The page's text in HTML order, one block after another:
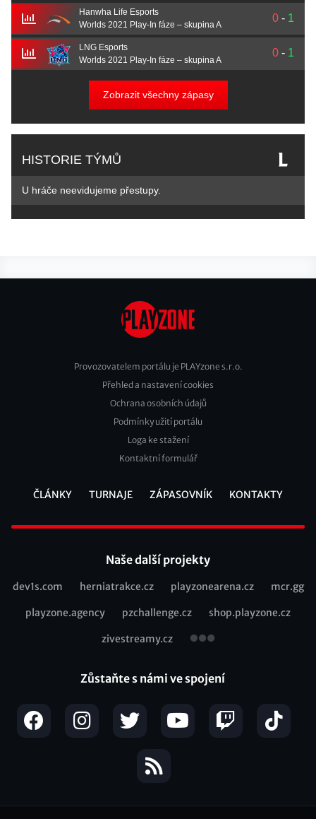
Hanwha Life Esports
Worlds 2021 Play-In fáze – skupina A
0 - 1
LNG Esports
Worlds 2021 Play-In fáze – skupina A
0 - 1
Zobrazit všechny zápasy
HISTORIE TÝMŮ
U hráče neevidujeme přestupy.
Footer
Provozovatelem portálu je PLAYzone s.r.o.
Přehled a nastavení cookies
Ochrana osobních údajů
Podmínky užití portálu
Loga ke stažení
Kontaktní formulář
ČLÁNKY TURNAJE ZÁPASOVNÍK KONTAKTY
Naše další projekty
Recommended
dev1s.com herniatrakce.cz playzonearena.cz mcr.gg
playzone.agency pzchallenge.cz shop.playzone.cz
zivestreamy.cz
Zůstaňte s námi ve spojení